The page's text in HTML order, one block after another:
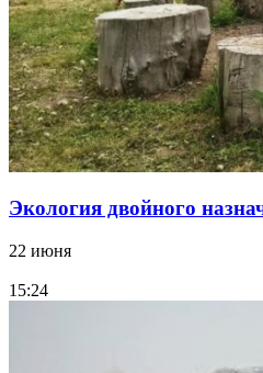
Экология двойного
22 июня
15:24